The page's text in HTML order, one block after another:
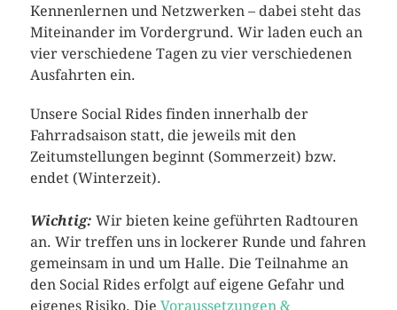
Kennenlernen und Netzwerken – dabei steht das
Miteinander im Vordergrund. Wir laden euch an
vier verschiedene Tagen zu vier verschiedenen
Ausfahrten ein.
Unsere Social Rides finden innerhalb der
Fahrradsaison statt, die jeweils mit den
Zeitumstellungen beginnt (Sommerzeit) bzw.
endet (Winterzeit).
Wichtig: Wir bieten keine geführten Radtouren
an. Wir treffen uns in lockerer Runde und fahren
gemeinsam in und um Halle. Die Teilnahme an
den Social Rides erfolgt auf eigene Gefahr und
eigenes Risiko. Die Voraussetzungen &